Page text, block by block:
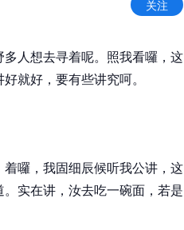
关注
人想去寻着呢。照我看囉，这
就好，要有些讲究呵。
囉，我固细辰候听我公讲，这
实在讲，汝去吃一碗面，若是